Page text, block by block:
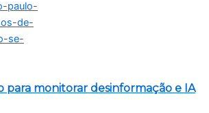
para monitorar desinformação e IA